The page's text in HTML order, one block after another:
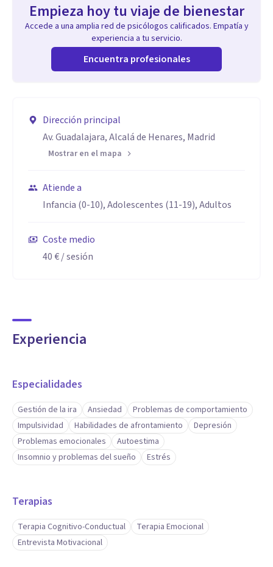
Empieza hoy tu viaje de bienestar
Accede a una amplia red de psicólogos calificados. Empatía y
experiencia a tu servicio.
Encuentra profesionales
Dirección principal
Av. Guadalajara, Alcalá de Henares, Madrid
Mostrar en el mapa
Atiende a
Infancia (0-10), Adolescentes (11-19), Adultos
Coste medio
40 €/ sesión
Experiencia
Especialidades
Gestión de la ira Ansiedad
Problemas de comportamiento
Impulsividad
Habilidades de afrontamiento
Depresión
Problemas emocionales
Autoestima
Insomnio y problemas del sueño
Estrés
Terapias
Terapia Cognitivo-Conductual
Terapia Emocional
Entrevista Motivacional